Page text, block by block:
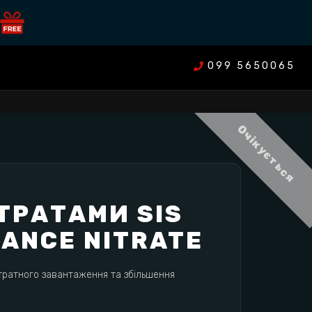
099 5650065
Очікується
SIS
NITRATE
завантаження та збільшення